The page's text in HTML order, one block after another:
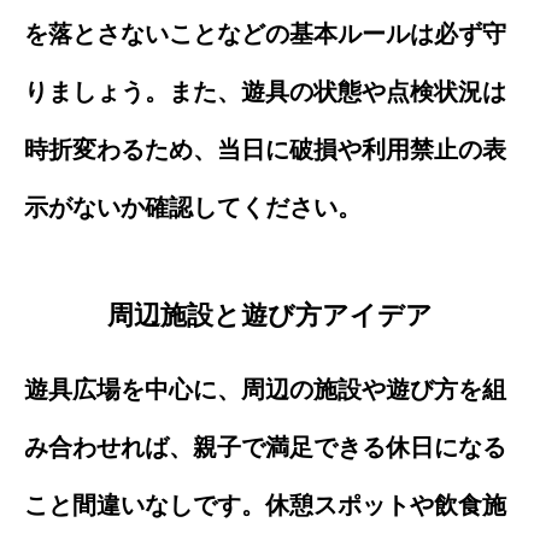
を落とさないことなどの基本ルールは必ず守
りましょう。また、遊具の状態や点検状況は
時折変わるため、当日に破損や利用禁止の表
示がないか確認してください。
周辺施設と遊び方アイデア
遊具広場を中心に、周辺の施設や遊び方を組
み合わせれば、親子で満足できる休日になる
こと間違いなしです。休憩スポットや飲食施